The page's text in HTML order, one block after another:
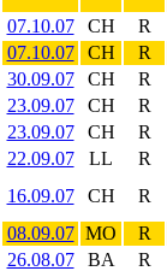
07.10.07
CH R
07.10.07
CH R
30.09.07
CH R
23.09.07
CH R
23.09.07
CH R
22.09.07
LL R
16.09.07
CH R
08.09.07 MO R
26.08.07
BA R